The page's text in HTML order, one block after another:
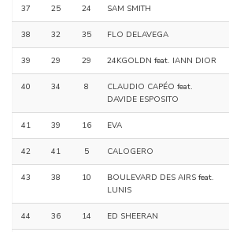
37 25 24 SAM SMITH
38 32 35 FLO DELAVEGA
39 29 29 24KGOLDN feat. IANN DIOR
40 34 8
CLAUDIO CAPÉO feat.
DAVIDE ESPOSITO
41 39 16 EVA
42 41 5 CALOGERO
43 38 10
BOULEVARD DES AIRS feat.
LUNIS
44 36 14 ED SHEERAN